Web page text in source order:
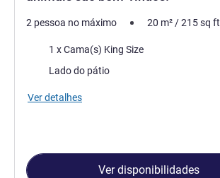
2 pessoa no máximo 20 m²/215sq ft
Cama1 x Cama(s) King Size
Vistas:Lado do pátio
Ver detalhes
Ver disponibilidades